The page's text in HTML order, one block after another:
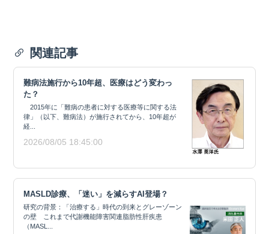
関連記事
難病法施行から10年超、医療はどう変わっ
た？
2015年に「難病の患者に対する医療等に関する法
律」（以下、難病法）が施行されてから、10年超が
経...
2026/08/05 18:45:00
MASLD診療、「迷い」を減らすAI登場？
研究の背景：「治療する」時代の到来とグレーゾーン
の壁 これまで代謝機能障害関連脂肪性肝疾患
（MASL...